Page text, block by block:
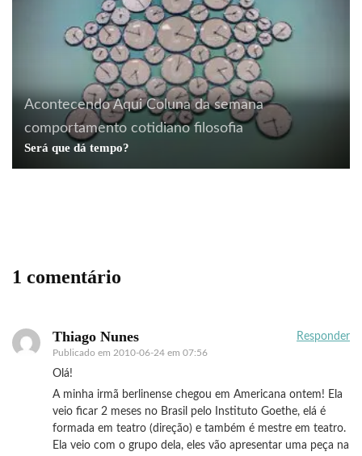
Acontecendo Aqui Coluna da semana
comportamento cotidiano filosofia
Será que dá tempo?
arte Berlim consumo cotidiano curiosidades
decoração fotografia ilustração lojinhas curiosas
moda street art
Lojinhas curiosas: brechó especial
1 comentário
Thiago Nunes
Publicado em 2010-06-24 em 07:56
Responder
Olá!
A minha irmã berlinense chegou em Americana ontem! Ela
veio ficar 2 meses no Brasil pelo Instituto Goethe, elá é
formada em teatro (direção) e também é mestre em teatro.
Ela veio com o grupo dela, eles vão apresentar uma peça na